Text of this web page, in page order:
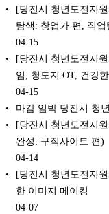
[당진시 청년도전지
탐색: 창업가 편, 직
04-15
[당진시 청년도전지
임, 청도지 OT, 건강
04-15
마감 임박 당진시 청
[당진시 청년도전지
완성: 구직사이트 편)
04-14
[당진시 청년도전지
한 이미지 메이킹
04-07